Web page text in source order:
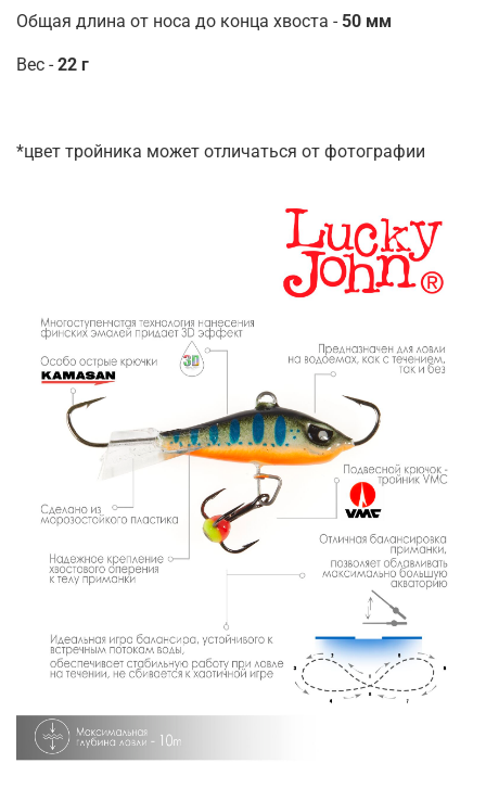
Общая длина от носа до конца хвоста - 50 мм
Вес - 22 г
*цвет тройника может отличаться от фотографии